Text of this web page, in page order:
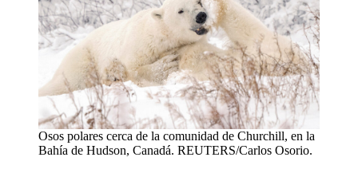
Osos polares cerca de la comunidad de Churchill, en la
Bahía de Hudson, Canadá. REUTERS/Carlos Osorio.